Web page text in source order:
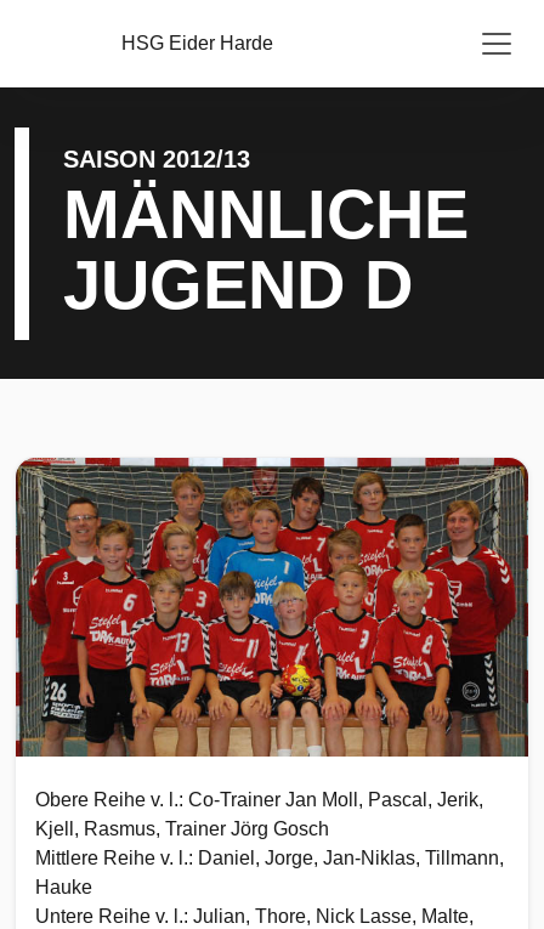
HSG Eider Harde
SAISON 2012/13
MÄNNLICHE
JUGEND D
Obere Reihe v. l.: Co-Trainer Jan Moll, Pascal, Jerik,
Kjell, Rasmus, Trainer Jörg Gosch
Mittlere Reihe v. l.: Daniel, Jorge, Jan-Niklas, Tillmann,
Hauke
Untere Reihe v. l.: Julian, Thore, Nick Lasse, Malte,